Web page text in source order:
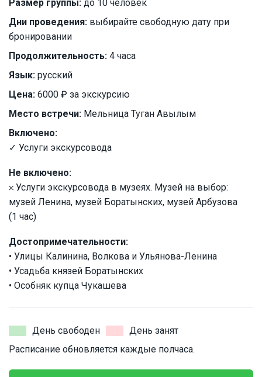
Размер группы: до 10 человек
Дни проведения: выбирайте свободную дату при
бронировании
Продолжительность: 4 часа
Язык: русский
Цена: 6000 ₽ за экскурсию
Место встречи: Мельница Туган Авылым
Включено:
✓ Услуги экскурсовода
Не включено:
𐄂 Услуги экскурсовода в музеях. Музей на выбор:
музей Ленина, музей Боратынских, музей Арбузова
(1 час)
Достопримечательности:
• Улицы Калинина, Волкова и Ульянова-Ленина
• Усадьба князей Боратынских
• Особняк купца Чукашева
День свободен
День занят
Расписание обновляется каждые полчаса.